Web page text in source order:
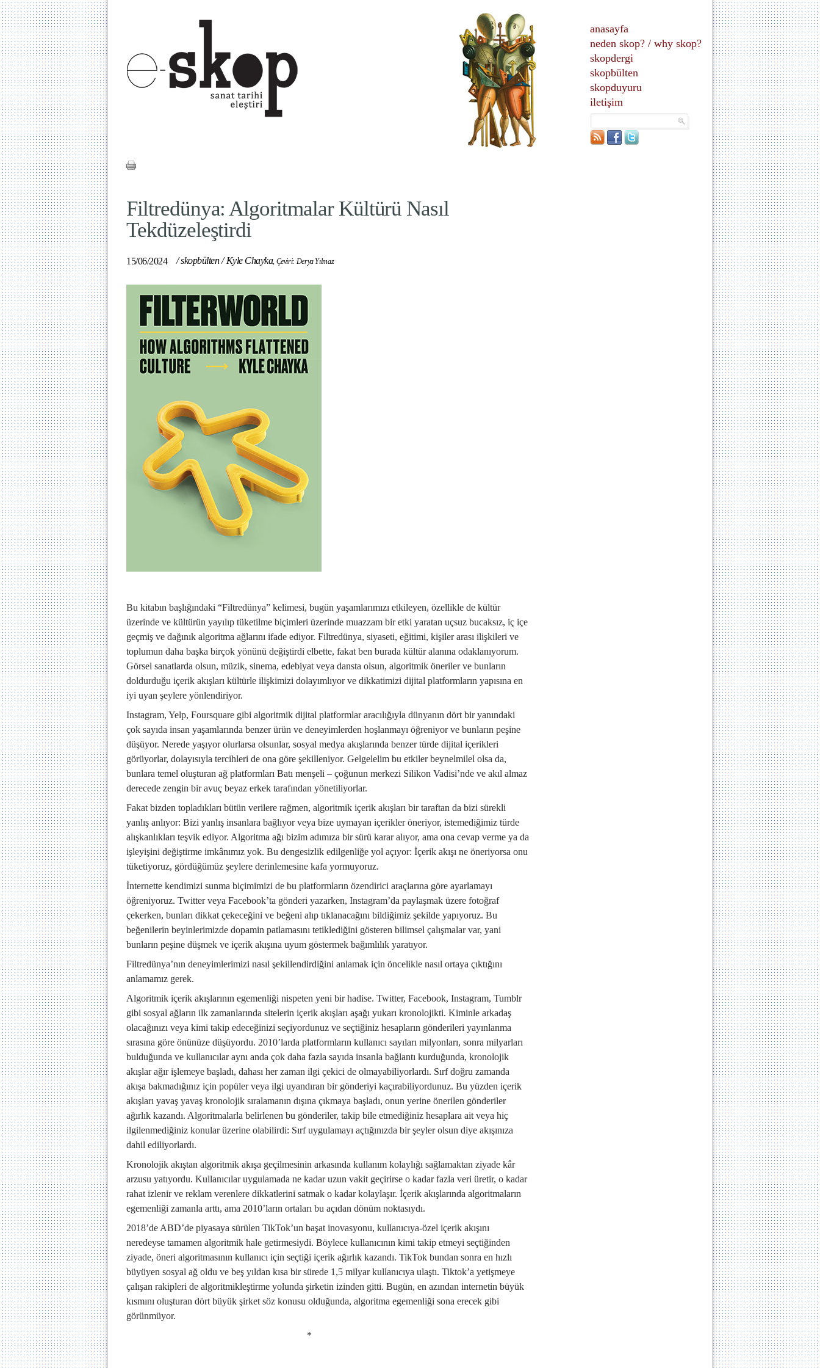
anasayfa
neden skop? / why skop?
skopdergi
skopbülten
skopduyuru
iletişim
Filtredünya: Algoritmalar Kültürü Nasıl
Tekdüzeleştirdi
15/06/2024 /skopbülten /Kyle Chayka, Çeviri: Derya Yılmaz
Bu kitabın başlığındaki “Filtredünya” kelimesi, bugün yaşamlarımızı etkileyen, özellikle de kültür
üzerinde ve kültürün yayılıp tüketilme biçimleri üzerinde muazzam bir etki yaratan uçsuz bucaksız, iç içe
geçmiş ve dağınık algoritma ağlarını ifade ediyor. Filtredünya, siyaseti, eğitimi, kişiler arası ilişkileri ve
toplumun daha başka birçok yönünü değiştirdi elbette, fakat ben burada kültür alanına odaklanıyorum.
Görsel sanatlarda olsun, müzik, sinema, edebiyat veya dansta olsun, algoritmik öneriler ve bunların
doldurduğu içerik akışları kültürle ilişkimizi dolayımlıyor ve dikkatimizi dijital platformların yapısına en
iyi uyan şeylere yönlendiriyor.
Instagram, Yelp, Foursquare gibi algoritmik dijital platformlar aracılığıyla dünyanın dört bir yanındaki
çok sayıda insan yaşamlarında benzer ürün ve deneyimlerden hoşlanmayı öğreniyor ve bunların peşine
düşüyor. Nerede yaşıyor olurlarsa olsunlar, sosyal medya akışlarında benzer türde dijital içerikleri
görüyorlar, dolayısıyla tercihleri de ona göre şekilleniyor. Gelgelelim bu etkiler beynelmilel olsa da,
bunlara temel oluşturan ağ platformları Batı menşeli – çoğunun merkezi Silikon Vadisi’nde ve akıl almaz
derecede zengin bir avuç beyaz erkek tarafından yönetiliyorlar.
Fakat bizden topladıkları bütün verilere rağmen, algoritmik içerik akışları bir taraftan da bizi sürekli
yanlış anlıyor: Bizi yanlış insanlara bağlıyor veya bize uymayan içerikler öneriyor, istemediğimiz türde
alışkanlıkları teşvik ediyor. Algoritma ağı bizim adımıza bir sürü karar alıyor, ama ona cevap verme ya da
işleyişini değiştirme imkânımız yok. Bu dengesizlik edilgenliğe yol açıyor: İçerik akışı ne öneriyorsa onu
tüketiyoruz, gördüğümüz şeylere derinlemesine kafa yormuyoruz.
İnternette kendimizi sunma biçimimizi de bu platformların özendirici araçlarına göre ayarlamayı
öğreniyoruz. Twitter veya Facebook’ta gönderi yazarken, Instagram’da paylaşmak üzere fotoğraf
çekerken, bunları dikkat çekeceğini ve beğeni alıp tıklanacağını bildiğimiz şekilde yapıyoruz. Bu
beğenilerin beyinlerimizde dopamin patlamasını tetiklediğini gösteren bilimsel çalışmalar var, yani
bunların peşine düşmek ve içerik akışına uyum göstermek bağımlılık yaratıyor.
Filtredünya’nın deneyimlerimizi nasıl şekillendirdiğini anlamak için öncelikle nasıl ortaya çıktığını
anlamamız gerek.
Algoritmik içerik akışlarının egemenliği nispeten yeni bir hadise. Twitter, Facebook, Instagram, Tumblr
gibi sosyal ağların ilk zamanlarında sitelerin içerik akışları aşağı yukarı kronolojikti. Kiminle arkadaş
olacağınızı veya kimi takip edeceğinizi seçiyordunuz ve seçtiğiniz hesapların gönderileri yayınlanma
sırasına göre önünüze düşüyordu. 2010’larda platformların kullanıcı sayıları milyonları, sonra milyarları
bulduğunda ve kullanıcılar aynı anda çok daha fazla sayıda insanla bağlantı kurduğunda, kronolojik
akışlar ağır işlemeye başladı, dahası her zaman ilgi çekici de olmayabiliyorlardı. Sırf doğru zamanda
akışa bakmadığınız için popüler veya ilgi uyandıran bir gönderiyi kaçırabiliyordunuz. Bu yüzden içerik
akışları yavaş yavaş kronolojik sıralamanın dışına çıkmaya başladı, onun yerine önerilen gönderiler
ağırlık kazandı. Algoritmalarla belirlenen bu gönderiler, takip bile etmediğiniz hesaplara ait veya hiç
ilgilenmediğiniz konular üzerine olabilirdi: Sırf uygulamayı açtığınızda bir şeyler olsun diye akışınıza
dahil ediliyorlardı.
Kronolojik akıştan algoritmik akışa geçilmesinin arkasında kullanım kolaylığı sağlamaktan ziyade kâr
arzusu yatıyordu. Kullanıcılar uygulamada ne kadar uzun vakit geçirirse o kadar fazla veri üretir, o kadar
rahat izlenir ve reklam verenlere dikkatlerini satmak o kadar kolaylaşır. İçerik akışlarında algoritmaların
egemenliği zamanla arttı, ama 2010’ların ortaları bu açıdan dönüm noktasıydı.
2018’de ABD’de piyasaya sürülen TikTok’un başat inovasyonu, kullanıcıya-özel içerik akışını
neredeyse tamamen algoritmik hale getirmesiydi. Böylece kullanıcının kimi takip etmeyi seçtiğinden
ziyade, öneri algoritmasının kullanıcı için seçtiği içerik ağırlık kazandı. TikTok bundan sonra en hızlı
büyüyen sosyal ağ oldu ve beş yıldan kısa bir sürede 1,5 milyar kullanıcıya ulaştı. Tiktok’a yetişmeye
çalışan rakipleri de algoritmikleştirme yolunda şirketin izinden gitti. Bugün, en azından internetin büyük
kısmını oluşturan dört büyük şirket söz konusu olduğunda, algoritma egemenliği sona erecek gibi
görünmüyor.
*